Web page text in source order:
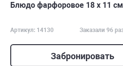
Блюдо фарфоровое 18 х 11
Артикул: 14130 Заказали 96
Забронировать